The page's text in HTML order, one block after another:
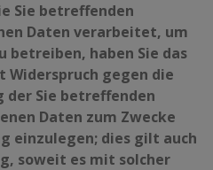
Sie betreffenden
Daten verarbeitet, um
betreiben, haben Sie das
Widerspruch gegen die
der Sie betreffenden
Daten zum Zwecke
einzulegen; dies gilt auch
soweit es mit solcher